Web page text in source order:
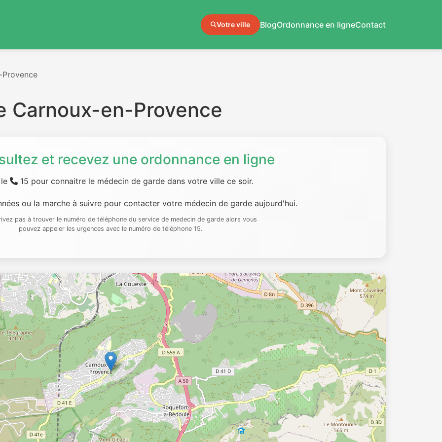
Votre ville BlogOrdonnance en ligneContact
Carnoux-en-Provence
et recevez une ordonnance en ligne
15 pour connaitre le médecin de garde dans votre ville ce soir.
ou la marche à suivre pour contacter votre médecin de garde aujourd'hui.
pas à trouver le numéro de téléphone du service de medecin de garde alors vous
pouvez appeler les urgences avec le numéro de téléphone 15.